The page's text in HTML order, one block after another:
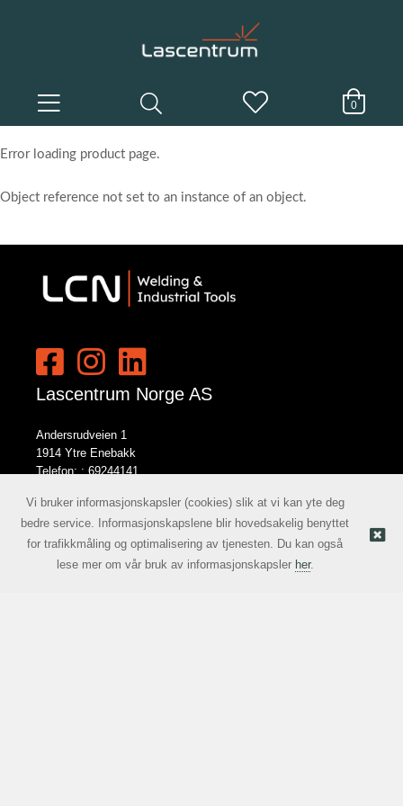
0
Error loading product page.
Object reference not set to an instance of an object.
Lascentrum Norge AS
Andersrudveien 1
1914 Ytre Enebakk
Telefon: :69244141
© Lascentrum Norge AS |Nettbutikk levert av Kréatif
Vi bruker informasjonskapsler (cookies) slik at vi kan yte deg
bedre service. Informasjonskapslene blir hovedsakelig benyttet
for trafikkmåling og optimalisering av tjenesten. Du kan også
lese mer om vår bruk av informasjonskapsler her.